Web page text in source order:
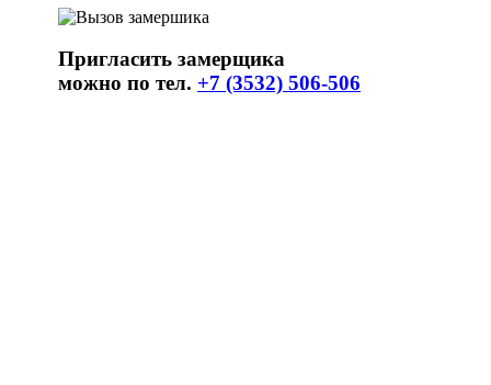
Пригласить замерщика
можно по тел. +7 (3532) 506-506